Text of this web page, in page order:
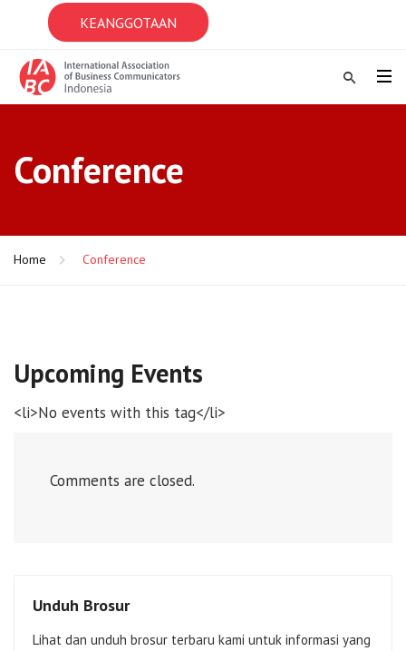
KEANGGOTAAN
Conference
Home Conference
Upcoming Events
<li>No events with this tag</li>
Comments are closed.
Unduh Brosur
Lihat dan unduh brosur terbaru kami untuk informasi yang